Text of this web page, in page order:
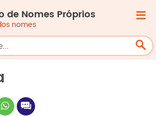
de Nomes Próprios
nomes